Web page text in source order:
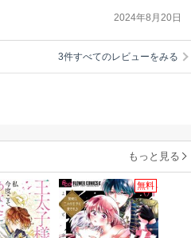
2024年8月20日
3件すべてのレビューをみる
もっと見る
無料